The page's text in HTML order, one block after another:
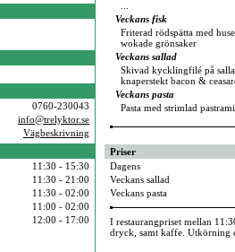
0760-230043
info@trelyktor.se
Vägbeskrivning
11:30 - 15:30
11:30 - 21:00
11:30 - 02:00
11:00 - 02:00
12:00 - 17:00
Veckans fisk
Friterad rödspätta med
wokade grönsaker
Veckans sallad
Skivad kycklingfilé på
knaperstekt bacon &
Veckans pasta
Pasta med strimlad
Priser
Dagens
Veckans sallad
Veckans pasta
I restaurangpriset mellan
dryck, samt kaffe. Utkörning